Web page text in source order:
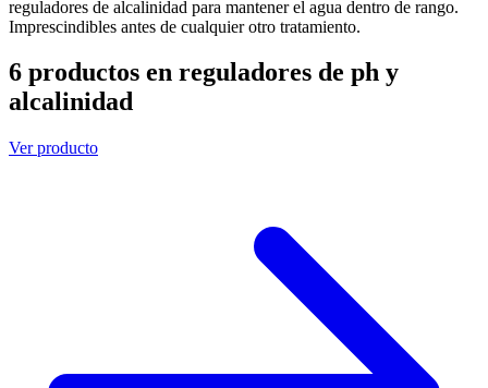
reguladores de alcalinidad para mantener el agua dentro de rango.
Imprescindibles antes de cualquier otro tratamiento.
6 productos en reguladores de ph y
alcalinidad
Ver producto